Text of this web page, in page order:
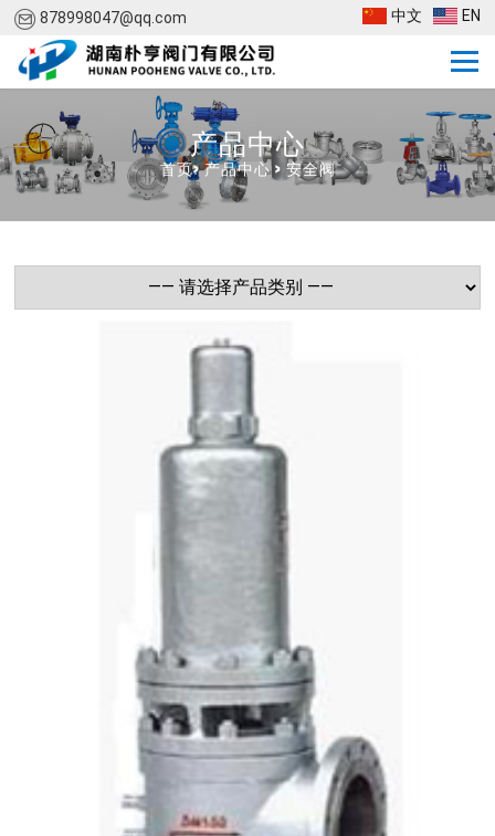
878998047@qq.com 中文 EN
产品中心
首页>产品中心> 安全阀